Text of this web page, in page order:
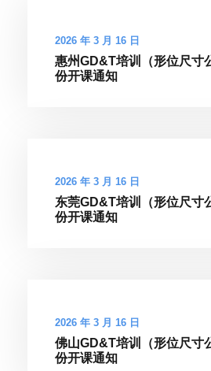
2026 年 3 月 16 日
惠州GD&T培训（形位尺寸
份开课通知
2026 年 3 月 16 日
东莞GD&T培训（形位尺寸
份开课通知
2026 年 3 月 16 日
佛山GD&T培训（形位尺寸
份开课通知